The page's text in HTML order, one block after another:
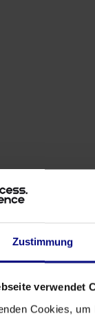
Zustimmung
verwendet
Cookies,